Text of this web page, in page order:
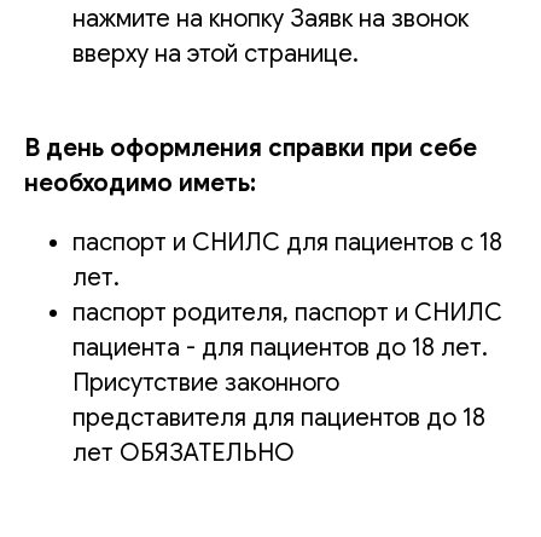
нажмите на кнопку Заявк на звонок
вверху на этой странице.
В день оформления справки при себе
необходимо иметь:
паспорт и СНИЛС для пациентов с 18
лет.
паспорт родителя, паспорт и СНИЛС
пациента - для пациентов до 18 лет.
Присутствие законного
представителя для пациентов до 18
лет ОБЯЗАТЕЛЬНО